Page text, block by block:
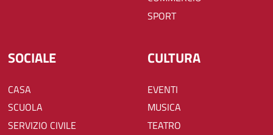
SPORT
SOCIALE
CASA
SCUOLA
SERVIZIO CIVILE
CULTURA
EVENTI
MUSICA
TEATRO